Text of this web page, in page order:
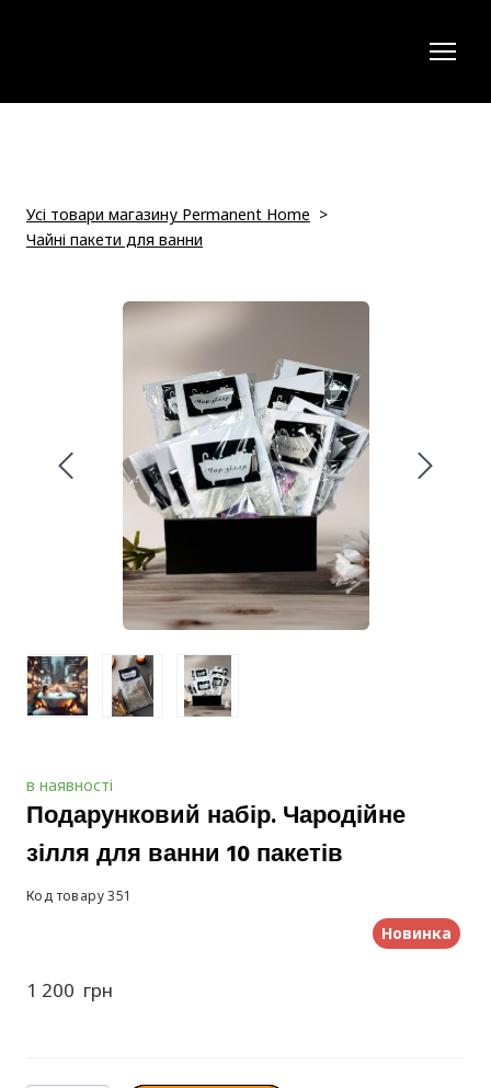
Усі товари магазину Permanent Home
Чайні пакети для ванни
в наявності
Подарунковий набір. Чародійне
зілля для ванни 10 пакетів
Код товару 351
Новинка
1 200  грн